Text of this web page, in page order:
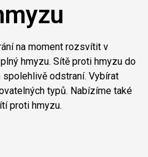
na moment rozsvítit v
hmyzu. Sítě proti hmyzu do
odstraní. Vybírat
typů. Nabízíme také
proti hmyzu.